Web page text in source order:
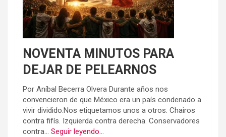
NOVENTA MINUTOS PARA
DEJAR DE PELEARNOS
Por Aníbal Becerra Olvera Durante años nos
convencieron de que México era un país condenado a
vivir dividido.Nos etiquetamos unos a otros. Chairos
contra fifís. Izquierda contra derecha. Conservadores
contra... Seguir leyendo...